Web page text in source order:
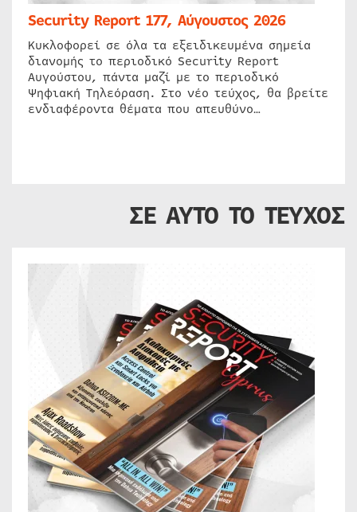
Security Report 177, Αύγουστος 2026
Κυκλοφορεί σε όλα τα εξειδικευμένα σημεία
διανομής το περιοδικό Security Report
Αυγούστου, πάντα μαζί με το περιοδικό
Ψηφιακή Τηλεόραση. Στο νέο τεύχος, θα βρείτε
ενδιαφέροντα θέματα που απευθύνο…
ΣΕ ΑΥΤΟ ΤΟ ΤΕΥΧΟΣ